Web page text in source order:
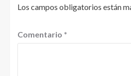
Los campos obligatorios están
Comentario *